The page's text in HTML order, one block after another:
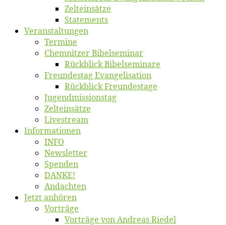
Zelt­ein­sät­ze
State­ments
Ver­an­stal­tun­gen
Ter­mi­ne
Chemnit­zer Bibelseminar
Rück­blick Bibelseminare
Freun­des­tag Evangelisation
Rück­blick Freundestage
Jugend­mis­sions­tag
Zelt­ein­sät­ze
Live­stream
Informatio­nen
INFO
News­let­ter
Spen­den
DANKE!
An­dach­ten
Jetzt an­hö­ren
Vor­trä­ge
Vor­trä­ge von An­dre­as Riedel